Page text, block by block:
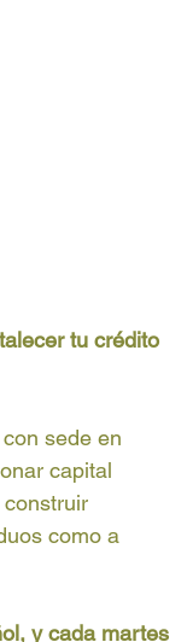
tu crédito
sede en
capital
como a
y cada martes